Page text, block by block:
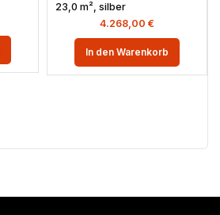
23,0 m², silber
4.268,00 €
In den Warenkorb